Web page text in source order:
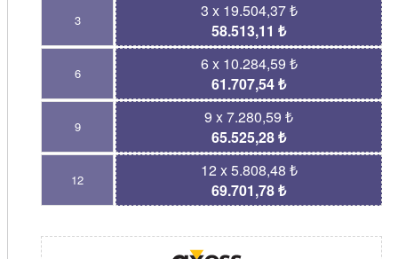
3
3 x 19.504,37 ₺
58.513,11 ₺
6
6 x 10.284,59 ₺
61.707,54 ₺
9
9 x 7.280,59 ₺
65.525,28 ₺
12
12 x 5.808,48 ₺
69.701,78 ₺